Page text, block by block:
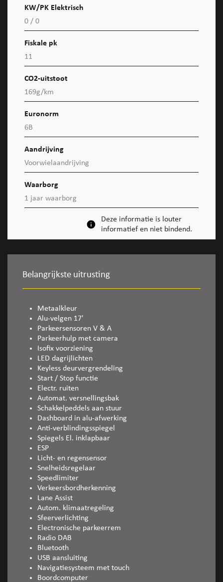
KW/PK Elektrisch
0 / 0
Fiskale pk
11
CO2-uitstoot
169g/km
Euronorm
6B
Aandrijving
Voorwielaandrijving
Waarborg
1 jaar waarborg
Deze informatie is louter
informatief en niet bindend.
Belangrijkste uitrusting
Metaalkleur
Alu-velgen 17'
Parkeersensoren V & A
Parkeerhulp met camera
Isofix voorziening
LED dagrijlichten
Keyless deurvergrendeling
Start / Stop functie
Electr. ruiten
Automat. versnellingsbak
Schakkelpeddels aan stuur
Dashboard in alu-afwerking
Anti-verblindingsspiegel
Spiegels El. inklapbaar
ESP
Licht- en regensensor
Snelheidsregelaar
Speedlimiter
Verkeersbordherkenning
Lane Assist
Autom. klimaatregeling
Sfeerverlichting
Electronische parkeerrem
Radio DAB
Bluetooth
USB aansluiting
Navigatiesysteem met touch
Boordcomputer